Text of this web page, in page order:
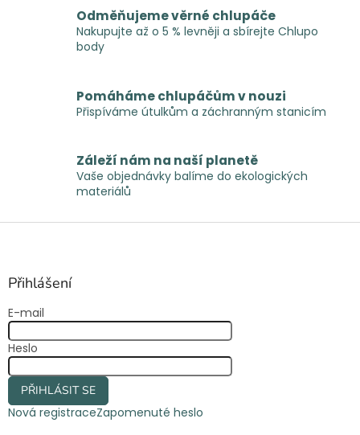
í
p
r
v
ý
s
u
Odměňujeme věrné chlupáče
Nakupujte až o 5 % levněji a sbírejte Chlupo
body
Pomáháme chlupáčům v nouzi
Přispíváme útulkům a záchranným stanicím
Záleží nám na naší planetě
Vaše objednávky balíme do ekologických
materiálů
Z
Přihlášení
E-mail
Heslo
PŘIHLÁSIT SE
Nová registraceZapomenuté heslo